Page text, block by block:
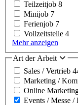
Teilzeitjob 8
Minijob 7
Ferienjob 7
Vollzeitstelle 4
Mehr anzeigen
Art der Arbeit
Sales / Vertrieb
Marketing /
Online
Events / Messe /